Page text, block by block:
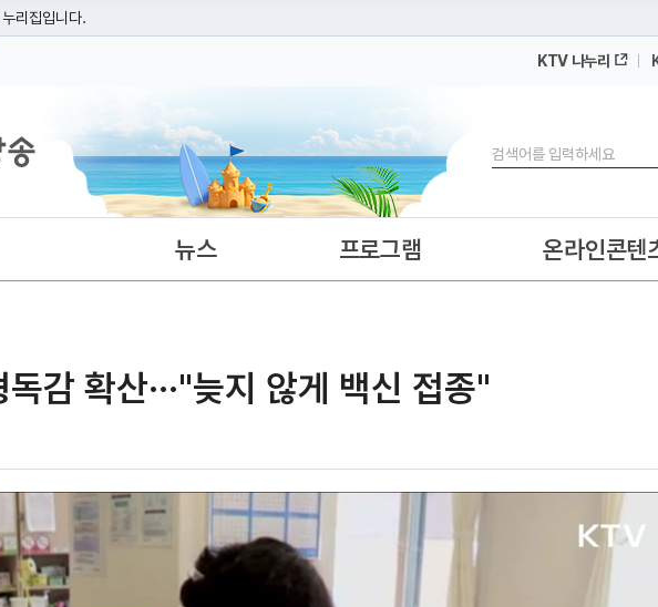
리집입니다.
를 사용하고 있다면 아래 URL에서 도메인 주소를 확인해 보세요
KTV 나누리
검색
뉴스 프로그램 온라인콘텐
감 확산···"늦지 않게 백신 접종"